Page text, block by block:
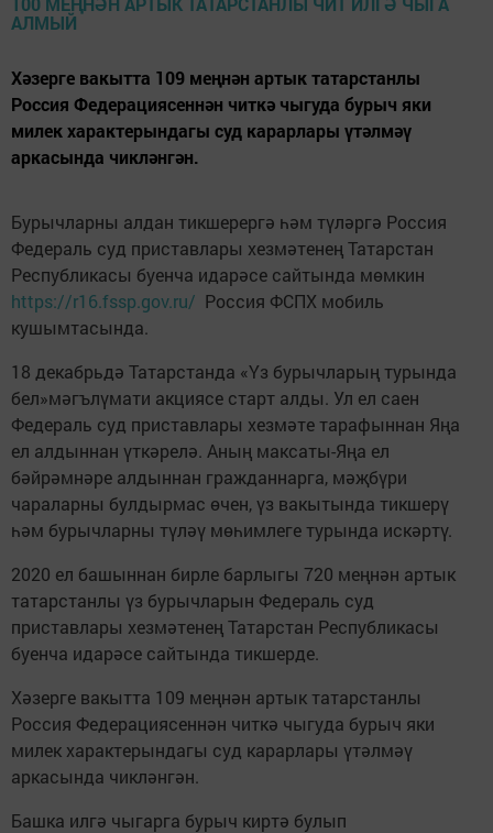
Хәзерге вакытта 109 меңнән артык татарстанлы
Россия Федерациясеннән читкә чыгуда бурыч яки
милек характерындагы суд карарлары үтәлмәү
аркасында чикләнгән.
Бурычларны алдан тикшерергә һәм түләргә Россия
Федераль суд приставлары хезмәтенең Татарстан
Республикасы буенча идарәсе сайтында мөмкин
https://r16.fssp.gov.ru/ Россия ФСПХ мобиль
кушымтасында.
18 декабрьдә Татарстанда «Үз бурычларың турында
бел»мәгълүмати акциясе старт алды. Ул ел саен
Федераль суд приставлары хезмәте тарафыннан Яңа
ел алдыннан үткәрелә. Аның максаты-Яңа ел
бәйрәмнәре алдыннан гражданнарга, мәҗбүри
чараларны булдырмас өчен, үз вакытында тикшерү
һәм бурычларны түләү мөһимлеге турында искәртү.
2020 ел башыннан бирле барлыгы 720 меңнән артык
татарстанлы үз бурычларын Федераль суд
приставлары хезмәтенең Татарстан Республикасы
буенча идарәсе сайтында тикшерде.
Хәзерге вакытта 109 меңнән артык татарстанлы
Россия Федерациясеннән читкә чыгуда бурыч яки
милек характерындагы суд карарлары үтәлмәү
аркасында чикләнгән.
Башка илгә чыгарга бурыч киртә булып